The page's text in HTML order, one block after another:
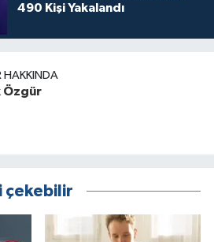
490 Kişi Yakalandı
HAKKINDA
Özgür
çekebilir